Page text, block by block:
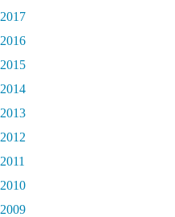
2017
2016
2015
2014
2013
2012
2011
2010
2009